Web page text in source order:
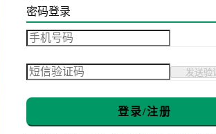
密码登录
发送验
登录/注册